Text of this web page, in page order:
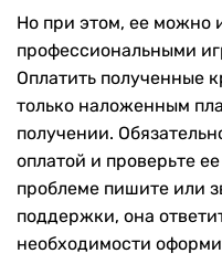
Но при этом, ее можно
профессиональными
Оплатить полученные
только наложенным
получении.
оплатой и проверьте
проблеме пишите или
поддержки, она
необходимости